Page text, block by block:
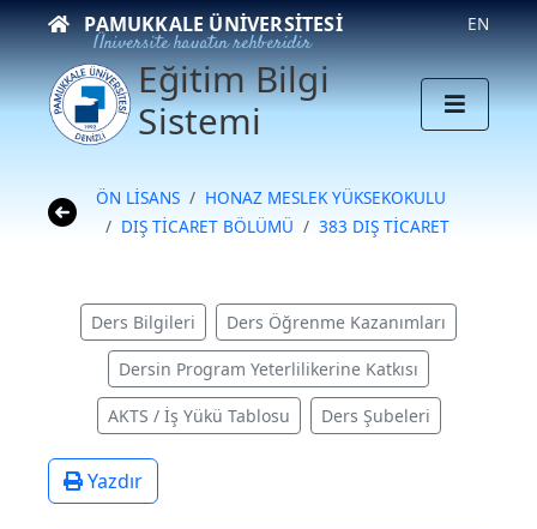
PAMUKKALE ÜNIVERSITESI
Üniversite hayatın rehberidir
EN
Eğitim Bilgi
Sistemi
ÖN LİSANS
HONAZ MESLEK YÜKSEKOKULU
DIŞ TİCARET BÖLÜMÜ
383 DIŞ TİCARET
Ders Bilgileri Ders Öğrenme Kazanımları
Dersin Program Yeterlilikerine Katkısı
AKTS / İş Yükü Tablosu Ders Şubeleri
Yazdır